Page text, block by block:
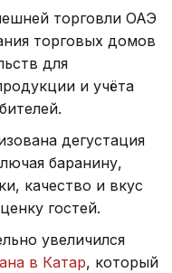
торговли ОАЭ
торговых домов
для
и учёта
дегустация
баранину,
качество и вкус
гостей.
увеличился
в Катар, который